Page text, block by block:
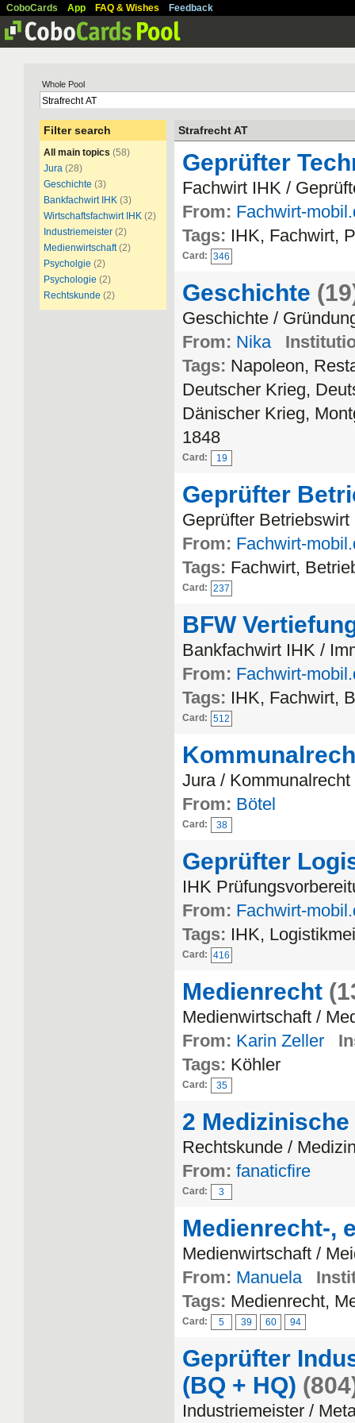
CoboCards App FAQ & Wishes Feedback
Whole Pool
Filter search
All main topics (58)
Jura (28)
Geschichte (3)
Bankfachwirt IHK (3)
Wirtschaftsfachwirt IHK (2)
Industriemeister (2)
Medienwirtschaft (2)
Psycholgie (2)
Psychologie (2)
Rechtskunde (2)
Strafrecht AT
Geprüfter
Fachwirt IHK /
From: Fachwirt-
Tags: IHK, Fachwirt,
Card: 346
Geschichte
Geschichte /
From: Nika
Tags: Napoleon,
Deutscher Krieg,
Dänischer Krieg,
1848
Card: 19
Geprüfter
Geprüfter
From: Fachwirt-
Tags: Fachwirt,
Card: 237
BFW
Bankfachwirt IHK /
From: Fachwirt-
Tags: IHK, Fachwirt,
Card: 512
Jura / Kommunalrecht
From: Bötel
Card: 38
Geprüfter
IHK
From: Fachwirt-
Tags: IHK,
Card: 416
Medienrecht
Medienwirtschaft /
From: Karin Zeller
Tags: Köhler
Card: 35
2
Rechtskunde /
From: fanaticfire
Card: 3
Medienrecht-,
Medienwirtschaft /
From: Manuela
Tags: Medienrecht,
Card: 5 39 60 94
Geprüfter
(BQ + HQ)
Industriemeister /